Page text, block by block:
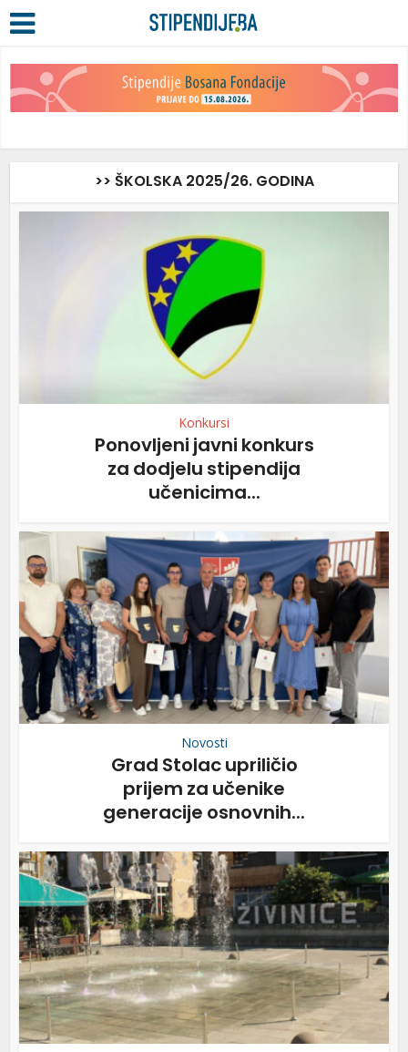
>> ŠKOLSKA 2025/26. GODINA
Konkursi
Ponovljeni javni konkurs
za dodjelu stipendija
učenicima...
Novosti
Grad Stolac upriličio
prijem za učenike
generacije osnovnih...